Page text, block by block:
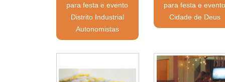
para festa e evento
Distrito Industrial
Autonomistas
para festa e
Cidade de Deus